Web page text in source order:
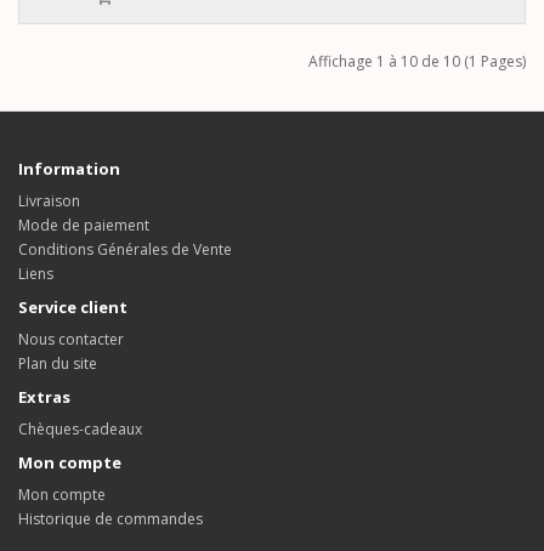
Affichage 1 à 10 de 10 (1 Pages)
Information
Livraison
Mode de paiement
Conditions Générales de Vente
Liens
Service client
Nous contacter
Plan du site
Extras
Chèques-cadeaux
Mon compte
Mon compte
Historique de commandes